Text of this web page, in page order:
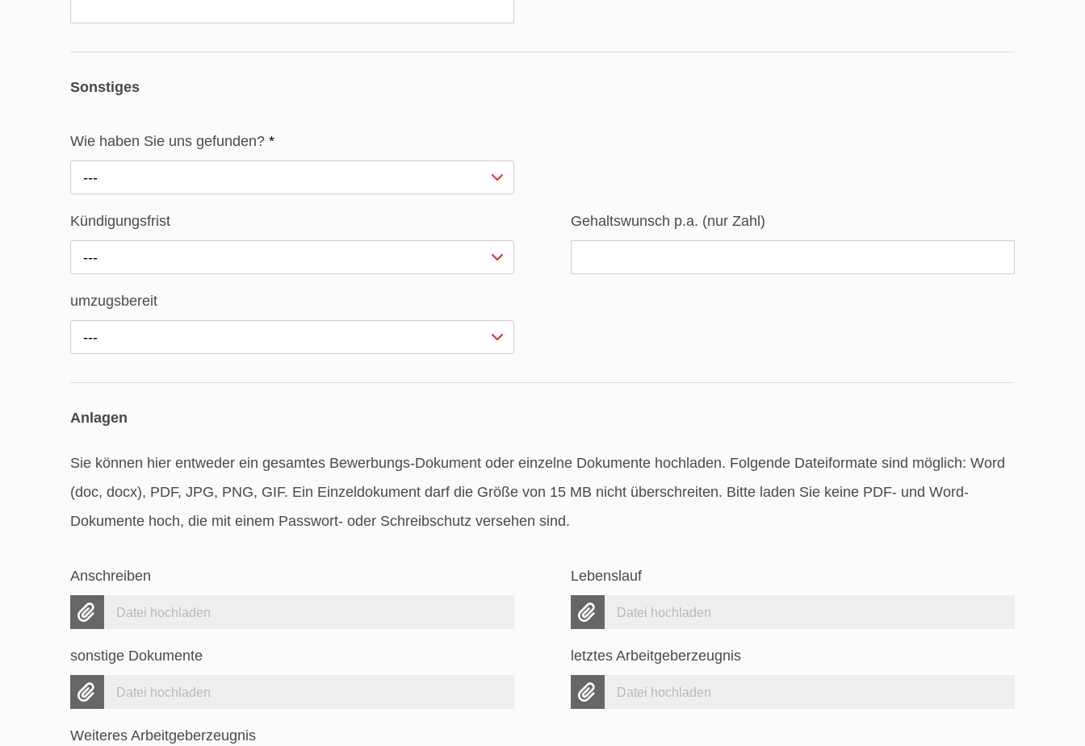
Sonstiges
Wie haben Sie uns gefunden? *
---
Kündigungsfrist
---
Gehaltswunsch p.a. (nur Zahl)
umzugsbereit
---
Anlagen
Sie können hier entweder ein gesamtes Bewerbungs-Dokument oder einzelne Dokumente hochladen. Folgende Dateiformate sind möglich: Word
(doc, docx), PDF, JPG, PNG, GIF. Ein Einzeldokument darf die Größe von 15 MB nicht überschreiten. Bitte laden Sie keine PDF- und Word-
Dokumente hoch, die mit einem Passwort- oder Schreibschutz versehen sind.
Anschreiben
Datei hochladen
Lebenslauf
Datei hochladen
sonstige Dokumente
Datei hochladen
letztes Arbeitgeberzeugnis
Datei hochladen
Weiteres Arbeitgeberzeugnis